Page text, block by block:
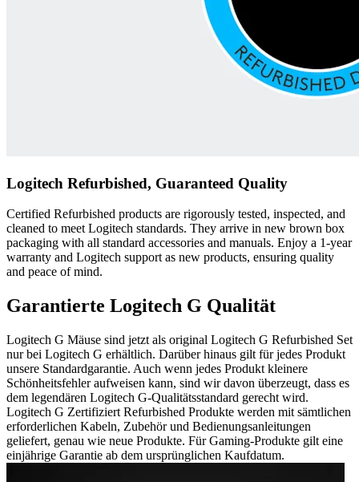
Logitech Refurbished, Guaranteed Quality
Certified Refurbished products are rigorously tested, inspected, and
cleaned to meet Logitech standards. They arrive in new brown box
packaging with all standard accessories and manuals. Enjoy a 1-year
warranty and Logitech support as new products, ensuring quality
and peace of mind.
Garantierte Logitech G Qualität
Logitech G Mäuse sind jetzt als original Logitech G Refurbished Set
nur bei Logitech G erhältlich. Darüber hinaus gilt für jedes Produkt
unsere Standardgarantie. Auch wenn jedes Produkt kleinere
Schönheitsfehler aufweisen kann, sind wir davon überzeugt, dass es
dem legendären Logitech G-Qualitätsstandard gerecht wird.
Logitech G Zertifiziert Refurbished Produkte werden mit sämtlichen
erforderlichen Kabeln, Zubehör und Bedienungsanleitungen
geliefert, genau wie neue Produkte. Für Gaming-Produkte gilt eine
einjährige Garantie ab dem ursprünglichen Kaufdatum.